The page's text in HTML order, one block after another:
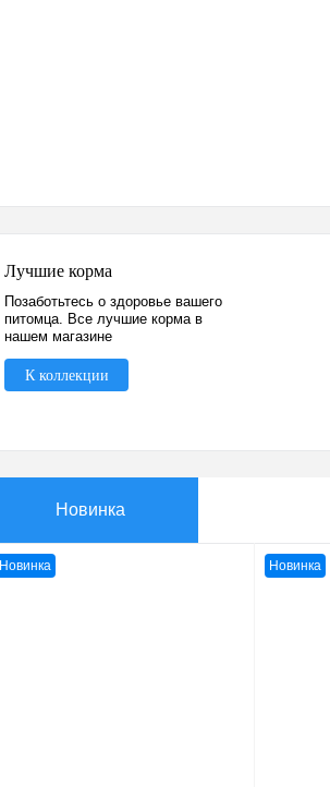
Лучшие корма
Позаботьтесь о здоровье вашего
питомца. Все лучшие корма в
нашем магазине
К коллекции
Новинка
Новинка Новинка